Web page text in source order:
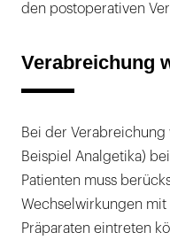
den postoperativen
Verabreichung
Bei der
Beispiel Analgetika)
Patienten muss
Wechselwirkungen
Präparaten eintreten